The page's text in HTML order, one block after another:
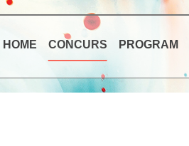
HOME CONCURS PROGRAM